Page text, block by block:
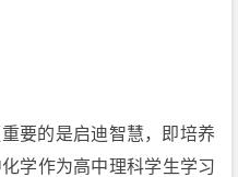
要的是启迪智慧，即培养
学作为高中理科学生学习